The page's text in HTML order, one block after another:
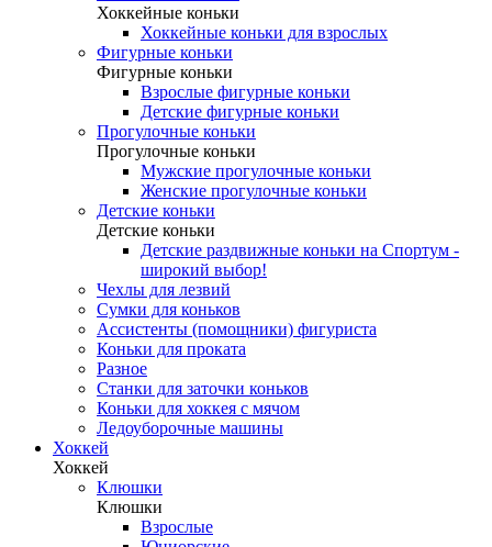
Хоккейные коньки
Хоккейные коньки для взрослых
Фигурные коньки
Фигурные коньки
Взрослые фигурные коньки
Детские фигурные коньки
Прогулочные коньки
Прогулочные коньки
Мужские прогулочные коньки
Женские прогулочные коньки
Детские коньки
Детские коньки
Детские раздвижные коньки на Спортум -
широкий выбор!
Чехлы для лезвий
Сумки для коньков
Ассистенты (помощники) фигуриста
Коньки для проката
Разное
Станки для заточки коньков
Коньки для хоккея с мячом
Ледоуборочные машины
Хоккей
Хоккей
Клюшки
Клюшки
Взрослые